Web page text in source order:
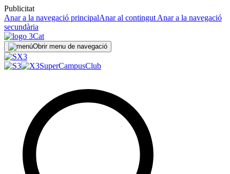
Publicitat
Anar a la navegació principalAnar al contingut Anar a la navegació
secundària
Obrir menu de navegació
SuperCampusClub